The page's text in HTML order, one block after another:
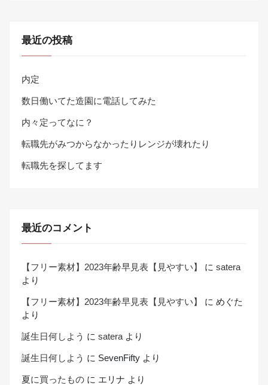
最近の投稿
内定
数日働いてた造園に電話してみた
内々定ってなに？
転職先がみつからなかったりレンジが壊れたり
転職先を探してます
最近のコメント
【フリー素材】2023年齢早見表【見やすい】 に satera
より
【フリー素材】2023年齢早見表【見やすい】 に めぐた
より
誕生日何しよう に satera より
誕生日何しよう に SevenFifty より
夏に買ったもの に エリナ より